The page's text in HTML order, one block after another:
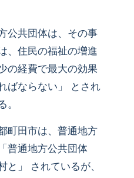
公共団体は、その事
、住民の福祉の増進
の経費で最大の効果
ばならない」 とされ
。
町田市は、普通地方
普通地方公共団体
と」 されているが、